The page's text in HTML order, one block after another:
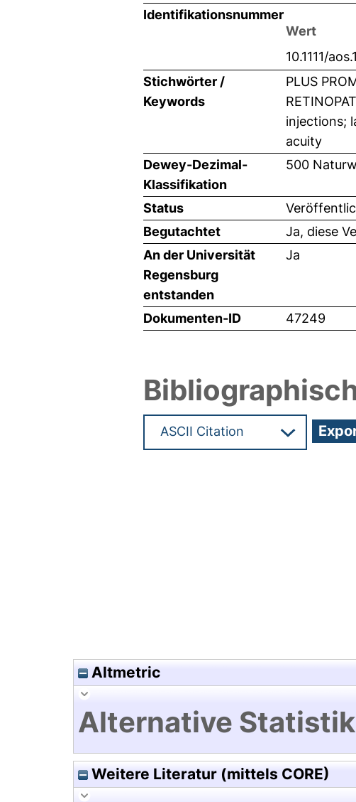
Identifikationsnummer
Wert
10.1111/
Stichwörter /
Keywords
PLUS
injections;
acuity
Dewey-Dezimal-
Klassifikation
500
Status
Begutachtet
Ja, diese
An der Universität
Regensburg
entstanden
Ja
Dokumenten-ID 47249
Altmetric
Alternative
Weitere Literatur (mittels CORE)